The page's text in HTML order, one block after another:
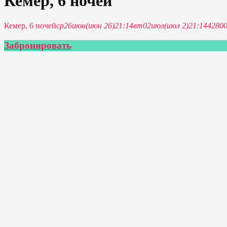
Кемер, 6 ночейср26июн(июн 26)21:14вт02июл(июл 2)21:14
Забронировать